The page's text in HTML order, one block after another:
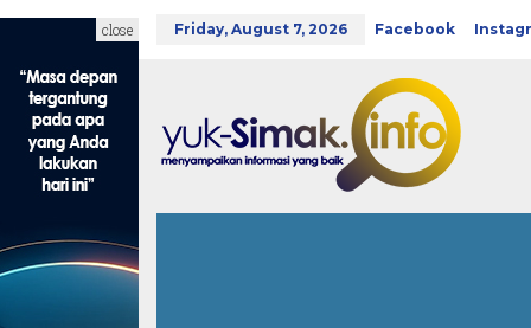
Friday, August 7, 2026 Facebook
close